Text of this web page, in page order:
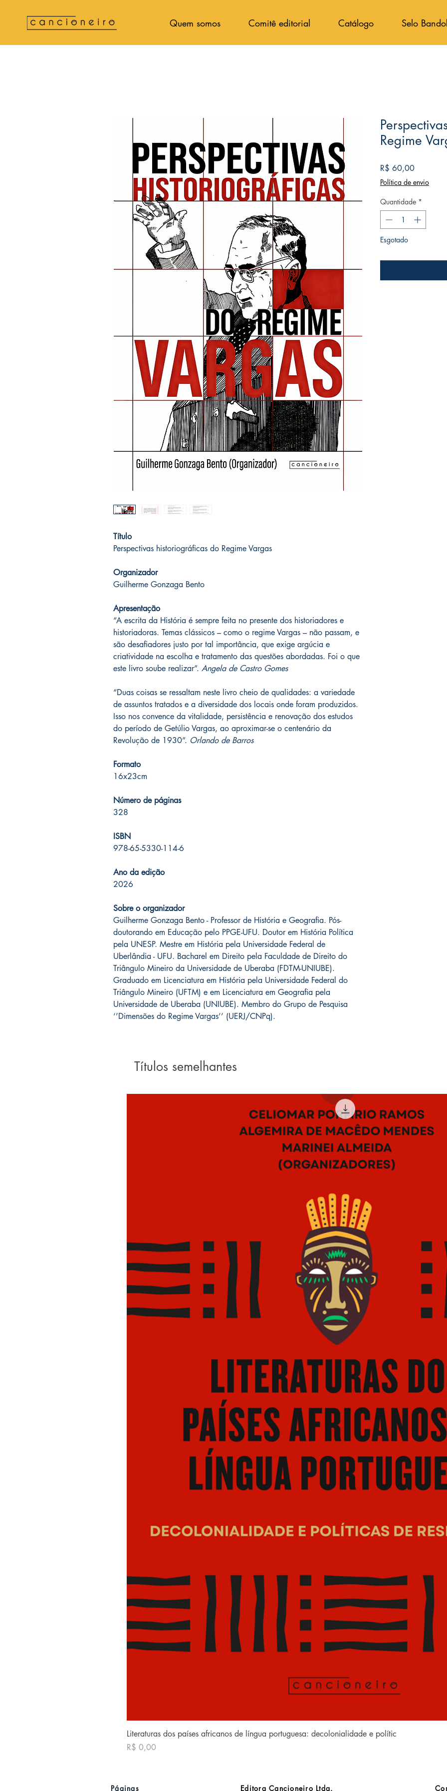
Quem somos Comitê editorial Catálogo Selo
Título
Perspectivas historiográficas do Regime Vargas
Organizador
Guilherme Gonzaga Bento
Apresentação
“A escrita da História é sempre feita no presente dos historiadores e
historiadoras. Temas clássicos – como o regime Vargas – não passam, e
são desafiadores justo por tal importância, que exige argúcia e
criatividade na escolha e tratamento das questões abordadas. Foi o que
este livro soube realizar”. Angela de Castro Gomes
“Duas coisas se ressaltam neste livro cheio de qualidades: a variedade
de assuntos tratados e a diversidade dos locais onde foram produzidos.
Isso nos convence da vitalidade, persistência e renovação dos estudos
do período de Getúlio Vargas, ao aproximar-se o centenário da
Revolução de 1930”. Orlando de Barros
Formato
16x23cm
Número de páginas
328
ISBN
978-65-5330-114-6
Ano da edição
2026
Sobre o organizador
Guilherme Gonzaga Bento - Professor de História e Geografia. Pós-
doutorando em Educação pelo PPGE-UFU. Doutor em História Política
pela UNESP. Mestre em História pela Universidade Federal de
Uberlândia - UFU. Bacharel em Direito pela Faculdade de Direito do
Triângulo Mineiro da Universidade de Uberaba (FDTM-UNIUBE).
Graduado em Licenciatura em História pela Universidade Federal do
Triângulo Mineiro (UFTM) e em Licenciatura em Geografia pela
Universidade de Uberaba (UNIUBE). Membro do Grupo de Pesquisa
‘’Dimensões do Regime Vargas’’ (UERJ/CNPq).
Regime
R$ 60,00Preço
Política de envio
Quantidade *
Esgotado
Títulos semelhantes
Visualização rápida
Literaturas dos países africanos de língua portuguesa: decolonialidade e polític
Preço
R$ 0,00
Páginas Editora Cancioneiro Ltda.